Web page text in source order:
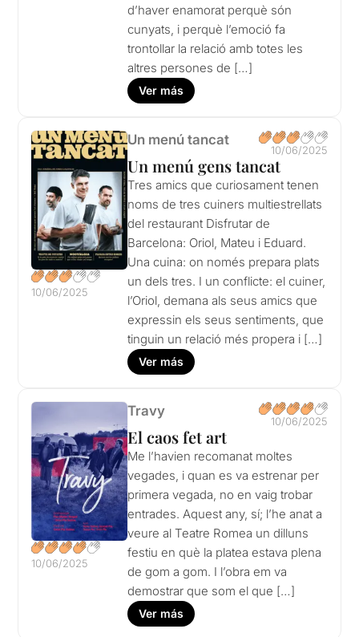
d’haver enamorat perquè són
cunyats, i perquè l’emoció fa
trontollar la relació amb totes les
altres persones de […]
Ver más
10/06/2025
Un menú tancat
10/06/2025
Un menú gens tancat
Tres amics que curiosament tenen
noms de tres cuiners multiestrellats
del restaurant Disfrutar de
Barcelona: Oriol, Mateu i Eduard.
Una cuina: on només prepara plats
un dels tres. I un conflicte: el cuiner,
l’Oriol, demana als seus amics que
expressin els seus sentiments, que
tinguin un relació més propera i […]
Ver más
10/06/2025
Travy
10/06/2025
El caos fet art
Me l’havien recomanat moltes
vegades, i quan es va estrenar per
primera vegada, no en vaig trobar
entrades. Aquest any, sí; l’he anat a
veure al Teatre Romea un dilluns
festiu en què la platea estava plena
de gom a gom. I l’obra em va
demostrar que som el que […]
Ver más